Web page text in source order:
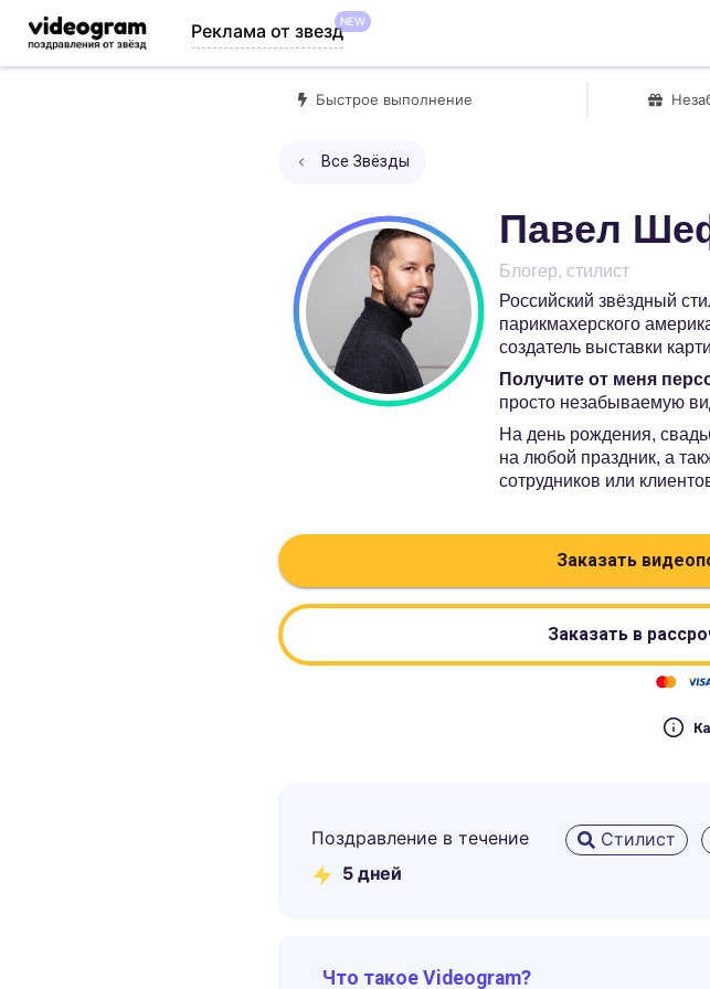
Реклама от звездNEW
Быстрое выполнение
Все Звёзды
Павел
Блогер, стилист
Российский звёздный
парикмахерского
создатель выставки
Получите от меня
просто незабываемую
На день рождения,
на любой праздник, а
сотрудников или
Заказать
Заказать в
Поздравление в течение
5 дней
Стилист
Что такое Videogram?